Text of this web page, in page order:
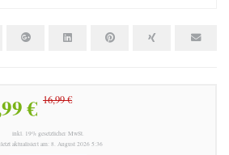
€ 16,99 €
inkl. 19% gesetzlicher MwSt.
aktualisiert am: 8. August 2026 5:36